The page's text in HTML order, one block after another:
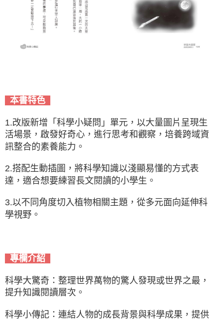
本書特色
1.改版新增「科學小疑問」單元，以大量圖片呈現生
活場景，啟發好奇心，進行思考和觀察，培養跨域資
訊整合的素養能力。
2.搭配生動插圖，將科學知識以淺顯易懂的方式表
達，適合想要練習長文閱讀的小學生。
3.以不同角度切入植物相關主題，從多元面向延伸科
學視野。
專欄介紹
科學大驚奇：整理世界萬物的驚人發現或世界之最，
提升知識閱讀層次。
科學小傳記：連結人物的成長背景與科學成果，提供